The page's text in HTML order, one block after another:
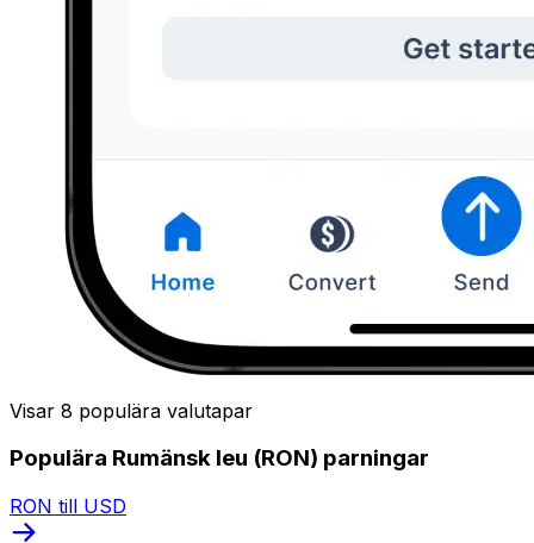
Visar 8 populära valutapar
Populära Rumänsk leu (RON) parningar
RON till USD